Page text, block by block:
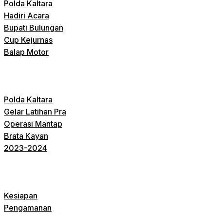
Polda Kaltara
Hadiri Acara
Bupati Bulungan
Cup Kejurnas
Balap Motor
Polda Kaltara
Gelar Latihan Pra
Operasi Mantap
Brata Kayan
2023-2024
Kesiapan
Pengamanan